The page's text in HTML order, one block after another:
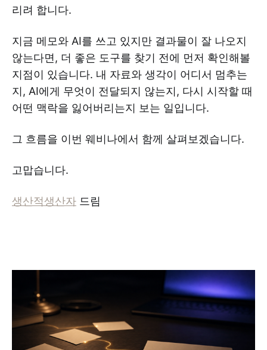
리려 합니다.
지금 메모와 AI를 쓰고 있지만 결과물이 잘 나오지
않는다면, 더 좋은 도구를 찾기 전에 먼저 확인해볼
지점이 있습니다. 내 자료와 생각이 어디서 멈추는
지, AI에게 무엇이 전달되지 않는지, 다시 시작할 때
어떤 맥락을 잃어버리는지 보는 일입니다.
그 흐름을 이번 웨비나에서 함께 살펴보겠습니다.
고맙습니다.
생산적생산자 드림